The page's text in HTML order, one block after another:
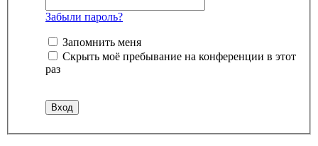
Забыли пароль?
Запомнить меня
Скрыть моё пребывание на конференции в этот
раз